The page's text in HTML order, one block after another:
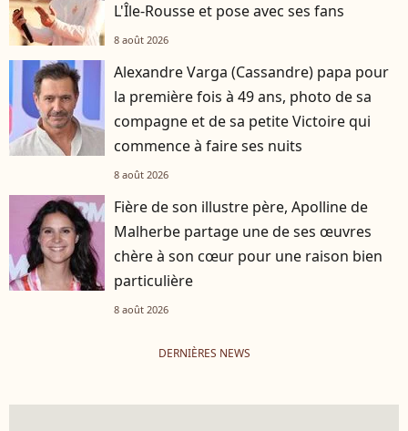
L'Île-Rousse et pose avec ses fans
8 août 2026
Alexandre Varga (Cassandre) papa pour
la première fois à 49 ans, photo de sa
compagne et de sa petite Victoire qui
commence à faire ses nuits
8 août 2026
Fière de son illustre père, Apolline de
Malherbe partage une de ses œuvres
chère à son cœur pour une raison bien
particulière
8 août 2026
DERNIÈRES NEWS